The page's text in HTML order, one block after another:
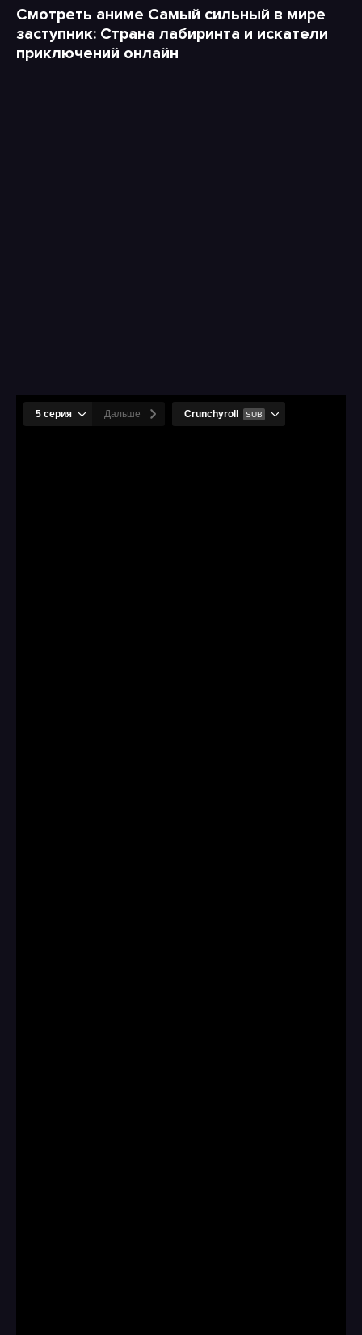
Смотреть аниме Самый сильный в мире
заступник: Страна лабиринта и искатели
приключений онлайн